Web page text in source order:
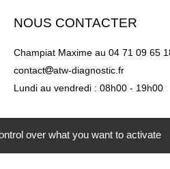
NOUS CONTACTER
Champiat Maxime au 04 71 09 65
contact
atw-diagnostic.fr
Lundi au vendredi : 08h00 - 19h00
over what you want to activate